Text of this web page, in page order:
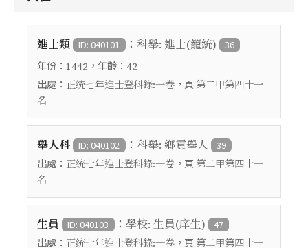
進士類 ID: 040101 ： 科舉: 進士(籠統) 36
年份： 1442 ，年齡： 42
出處： 正统七年進士登科錄:一卷 ，頁 第二甲第四十一
名
舉人科 ID: 040102 ： 科舉: 鄉貢舉人 39
出處： 正统七年進士登科錄:一卷 ，頁 第二甲第四十一
名
生員 ID: 040103 ： 學校: 生員(庠生) 47
出處： 正统七年進士登科錄:一卷 ，頁 第二甲第四十一